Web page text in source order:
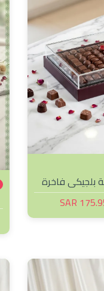
بلجيكي فاخرة
175.95